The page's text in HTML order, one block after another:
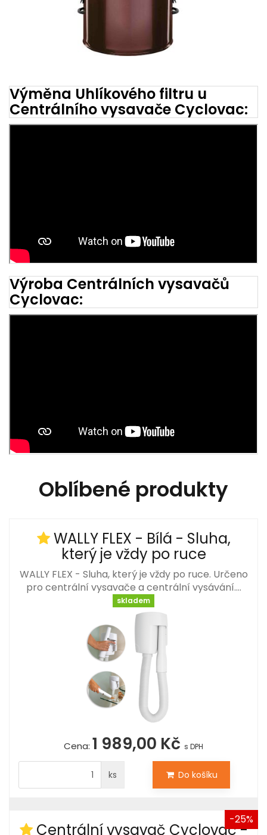
Výměna Uhlíkového filtru u
Centrálního vysavače Cyclovac:
Výroba Centrálních vysavačů
Cyclovac:
Oblíbené produkty
WALLY FLEX - Bílá - Sluha,
který je vždy po ruce
WALLY FLEX - Sluha, který je vždy po ruce. Určeno
pro centrální vysavače a centrální vysávání.…
skladem
Cena: 1 989,00 Kč s DPH
ks Do košíku
-25%
Centrální vysavač Cyclovac -